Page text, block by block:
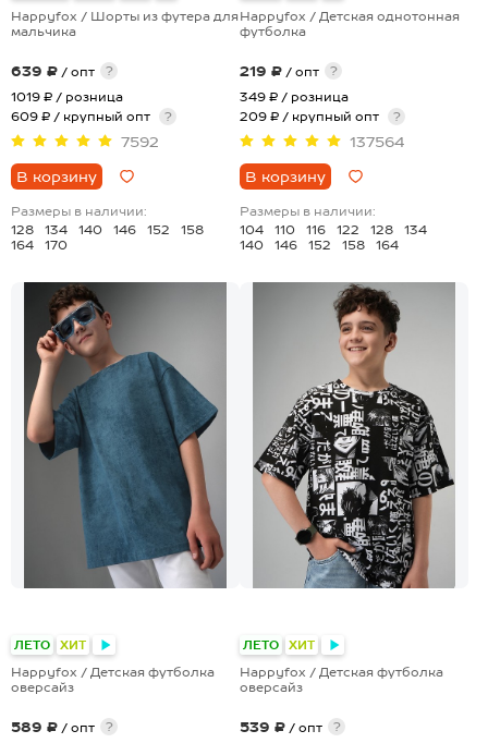
Happyfox / Шорты из футера для
мальчика
639 ₽ / опт
?
1019 ₽ / розница
609 ₽ / крупный опт
?
7592
В корзину
Размеры в наличии:
128
134 140 146 152
158
164
170
Happyfox / Детская однотонная
футболка
219 ₽ / опт
?
349 ₽ / розница
209 ₽ / крупный опт
?
137564
В корзину
Размеры в наличии:
104
110 116 122 128
134
140
146 152 158 164
ЛЕТО ХИТ
Happyfox / Детская футболка
оверсайз
589 ₽ / опт
?
ЛЕТО ХИТ
Happyfox / Детская футболка
оверсайз
539 ₽ / опт
?